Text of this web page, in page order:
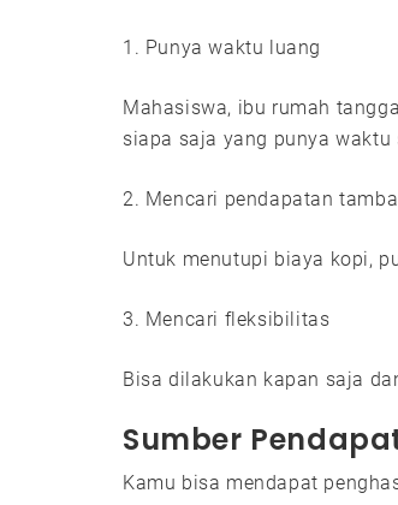
1. Punya waktu luang
Mahasiswa, ibu rumah
siapa saja yang punya waktu
2. Mencari pendapatan
Untuk menutupi biaya kopi,
3. Mencari fleksibilitas
Bisa dilakukan kapan saja
Sumber
Kamu bisa mendapat